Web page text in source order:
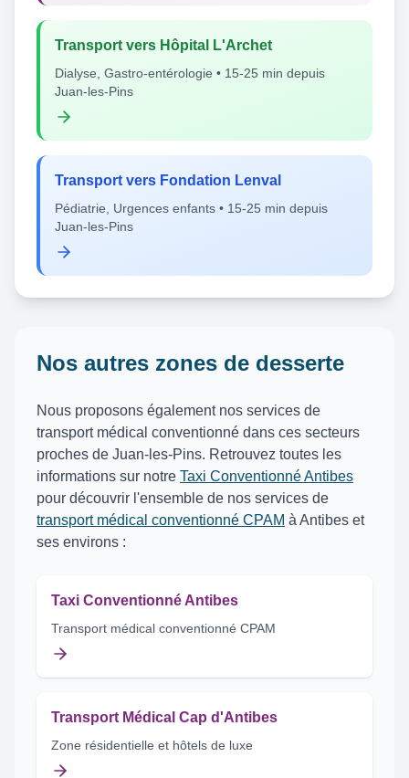
Transport vers Hôpital L'Archet
Dialyse, Gastro-entérologie • 15-25 min depuis
Juan-les-Pins
Transport vers Fondation Lenval
Pédiatrie, Urgences enfants • 15-25 min depuis
Juan-les-Pins
Nos autres zones de desserte
Nous proposons également nos services de
transport médical conventionné dans ces secteurs
proches de Juan-les-Pins. Retrouvez toutes les
informations sur notre Taxi Conventionné Antibes
pour découvrir l'ensemble de nos services de
transport médical conventionné CPAM à Antibes et
ses environs :
Taxi Conventionné Antibes
Transport médical conventionné CPAM
Transport Médical Cap d'Antibes
Zone résidentielle et hôtels de luxe